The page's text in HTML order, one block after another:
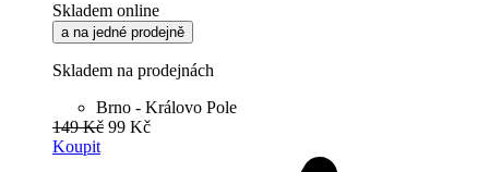
Skladem online
a na jedné prodejně
Skladem na prodejnách
Brno - Královo Pole
149 Kč 99 Kč
Koupit